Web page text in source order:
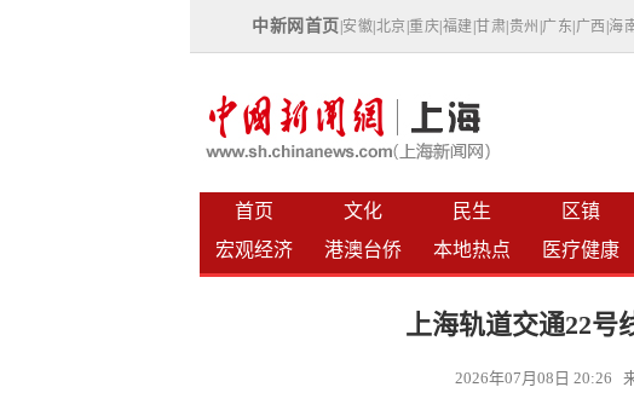
中新网首页 安徽 北京 |重庆 福建 |甘肃 贵州 广东 广西 海
首页 文化 民生 区镇
宏观经济
港澳台侨 本地热点 医疗健康
上海轨道交通22号
2026年07月08日 20:26